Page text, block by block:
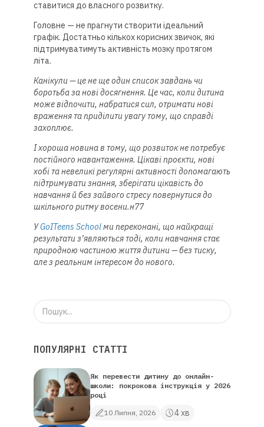
ставитися до власного розвитку.
Головне — не прагнути створити ідеальний
графік. Достатньо кількох корисних звичок, які
підтримуватимуть активність мозку протягом
літа.
Канікули — це не ще один список завдань чи
боротьба за нові досягнення. Це час, коли дитина
може відпочити, набратися сил, отримати нові
враження та приділити увагу тому, що справді
захоплює.
І хороша новина в тому, що розвиток не потребує
постійного навантаження. Цікаві проєкти, нові
хобі та невеликі регулярні активності допомагають
підтримувати знання, зберігати цікавість до
навчання й без зайвого стресу повернутися до
шкільного ритму восени.н77
УGoITeens Schoolми переконані, що найкращі
результати з’являються тоді, коли навчання стає
природною частиною життя дитини — без тиску,
але з реальним інтересом до нового.
ПОПУЛЯРНІ СТАТТІ
Як перевести дитину до онлайн-
школи: покрокова інструкція у 2026
році
10 Липня, 2026
4 хв